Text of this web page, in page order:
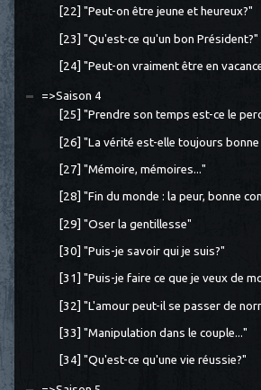
[22] "Peut-on être jeune et heureux?"
[23] "Qu'est-ce qu'un bon Président?"
[24] "Peut-on vraiment être en
=>Saison 4
[25] "Prendre son temps est-ce le
[26] "La vérité est-elle toujours bonne
[27] "Mémoire, mémoires..."
[28] "Fin du monde : la peur, bonne
[29] "Oser la gentillesse"
[30] "Puis-je savoir qui je suis?"
[31] "Puis-je faire ce que je veux de
[32] "L'amour peut-il se passer de
[33] "Manipulation dans le couple..."
[34] "Qu'est-ce qu'une vie réussie?"